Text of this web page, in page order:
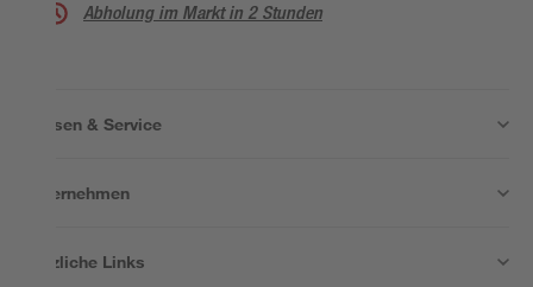
Abholung im Markt in 2 Stunden
Wissen & Service
Unternehmen
Nützliche Links